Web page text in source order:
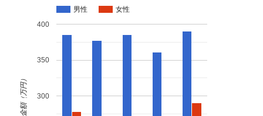
男性 女性
300
350
400
金額（万円）